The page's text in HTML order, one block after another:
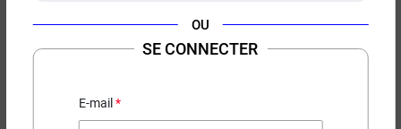
OU
SE CONNECTER
E-mail
E-LIQUIDE HUALLAGA E-TASTY